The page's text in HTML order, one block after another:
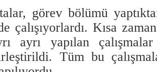
görev bölümü
çalışıyorlardı. Kısa
ayrı yapılan
Tüm bu